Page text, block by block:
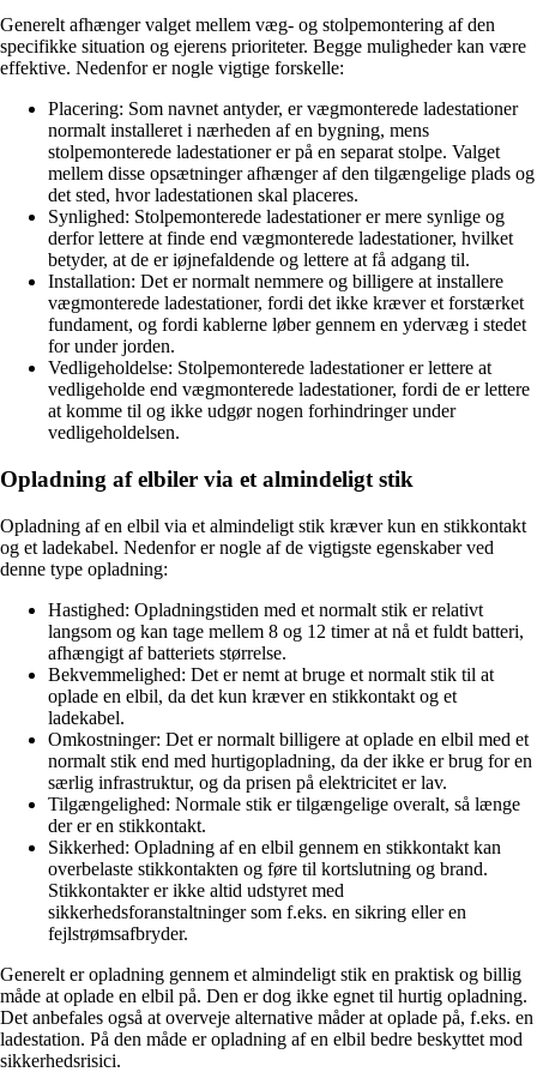
Generelt afhænger valget mellem væg- og stolpemontering af den
specifikke situation og ejerens prioriteter. Begge muligheder kan være
effektive. Nedenfor er nogle vigtige forskelle:
Placering: Som navnet antyder, er vægmonterede ladestationer
normalt installeret i nærheden af en bygning, mens
stolpemonterede ladestationer er på en separat stolpe. Valget
mellem disse opsætninger afhænger af den tilgængelige plads og
det sted, hvor ladestationen skal placeres.
Synlighed: Stolpemonterede ladestationer er mere synlige og
derfor lettere at finde end vægmonterede ladestationer, hvilket
betyder, at de er iøjnefaldende og lettere at få adgang til.
Installation: Det er normalt nemmere og billigere at installere
vægmonterede ladestationer, fordi det ikke kræver et forstærket
fundament, og fordi kablerne løber gennem en ydervæg i stedet
for under jorden.
Vedligeholdelse: Stolpemonterede ladestationer er lettere at
vedligeholde end vægmonterede ladestationer, fordi de er lettere
at komme til og ikke udgør nogen forhindringer under
vedligeholdelsen.
Opladning af elbiler via et almindeligt stik
Opladning af en elbil via et almindeligt stik kræver kun en stikkontakt
og et ladekabel. Nedenfor er nogle af de vigtigste egenskaber ved
denne type opladning:
Hastighed: Opladningstiden med et normalt stik er relativt
langsom og kan tage mellem 8 og 12 timer at nå et fuldt batteri,
afhængigt af batteriets størrelse.
Bekvemmelighed: Det er nemt at bruge et normalt stik til at
oplade en elbil, da det kun kræver en stikkontakt og et
ladekabel.
Omkostninger: Det er normalt billigere at oplade en elbil med et
normalt stik end med hurtigopladning, da der ikke er brug for en
særlig infrastruktur, og da prisen på elektricitet er lav.
Tilgængelighed: Normale stik er tilgængelige overalt, så længe
der er en stikkontakt.
Sikkerhed: Opladning af en elbil gennem en stikkontakt kan
overbelaste stikkontakten og føre til kortslutning og brand.
Stikkontakter er ikke altid udstyret med
sikkerhedsforanstaltninger som f.eks. en sikring eller en
fejlstrømsafbryder.
Generelt er opladning gennem et almindeligt stik en praktisk og billig
måde at oplade en elbil på. Den er dog ikke egnet til hurtig opladning.
Det anbefales også at overveje alternative måder at oplade på, f.eks. en
ladestation. På den måde er opladning af en elbil bedre beskyttet mod
sikkerhedsrisici.